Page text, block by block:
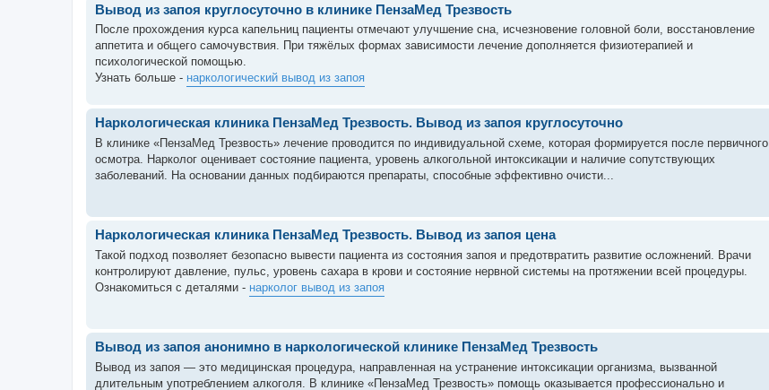
Вывод из запоя круглосуточно в клинике ПензаМед Трезвость
После прохождения курса капельниц пациенты отмечают улучшение сна, исчезновение головной боли, восстановление
аппетита и общего самочувствия. При тяжёлых формах зависимости лечение дополняется физиотерапией и
психологической помощью.
Узнать больше - наркологический вывод из запоя
Наркологическая клиника ПензаМед Трезвость. Вывод из запоя круглосуточно
В клинике «ПензаМед Трезвость» лечение проводится по индивидуальной схеме, которая формируется после первичного
осмотра. Нарколог оценивает состояние пациента, уровень алкогольной интоксикации и наличие сопутствующих
заболеваний. На основании данных подбираются препараты, способные эффективно очисти...
Наркологическая клиника ПензаМед Трезвость. Вывод из запоя цена
Такой подход позволяет безопасно вывести пациента из состояния запоя и предотвратить развитие осложнений. Врачи
контролируют давление, пульс, уровень сахара в крови и состояние нервной системы на протяжении всей процедуры.
Ознакомиться с деталями - нарколог вывод из запоя
Вывод из запоя анонимно в наркологической клинике ПензаМед Трезвость
Вывод из запоя — это медицинская процедура, направленная на устранение интоксикации организма, вызванной
длительным употреблением алкоголя. В клинике «ПензаМед Трезвость» помощь оказывается профессионально и